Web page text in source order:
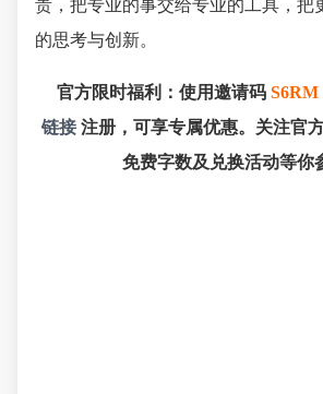
贵，把专业的事交给专业的工具，把
的思考与创新。
官方限时福利：使用邀请码 S6RM
链接 注册，可享专属优惠。关注官
免费字数及兑换活动等你